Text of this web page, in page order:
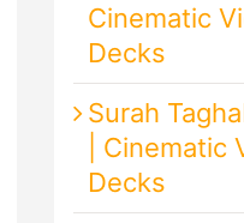
Cinematic
Decks
Surah
| Cinematic
Decks